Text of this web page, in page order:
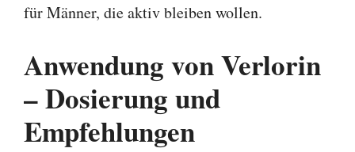
für Männer, die aktiv bleiben wollen.
Anwendung von Verlorin
– Dosierung und
Empfehlungen